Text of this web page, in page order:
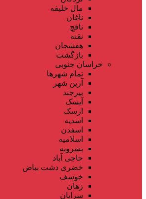
مال خلیفه
ناغان
نافچ
نقنه
هفشجان
بازگشت
خراسان جنوبی
تمام شهر‌ها
آرین شهر
بیرجند
آیسک
ارسک
اسدیه
اسفدن
اسلامیه
بشرویه
حاجی آباد
خضری دشت بیاض
خوسف
زهان
سرایان